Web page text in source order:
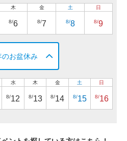
木
8/6
金
8/7
土
8/8
日
8/9
のお盆休み
水
8/12
木
8/13
金
8/14
土
8/15
日
8/16